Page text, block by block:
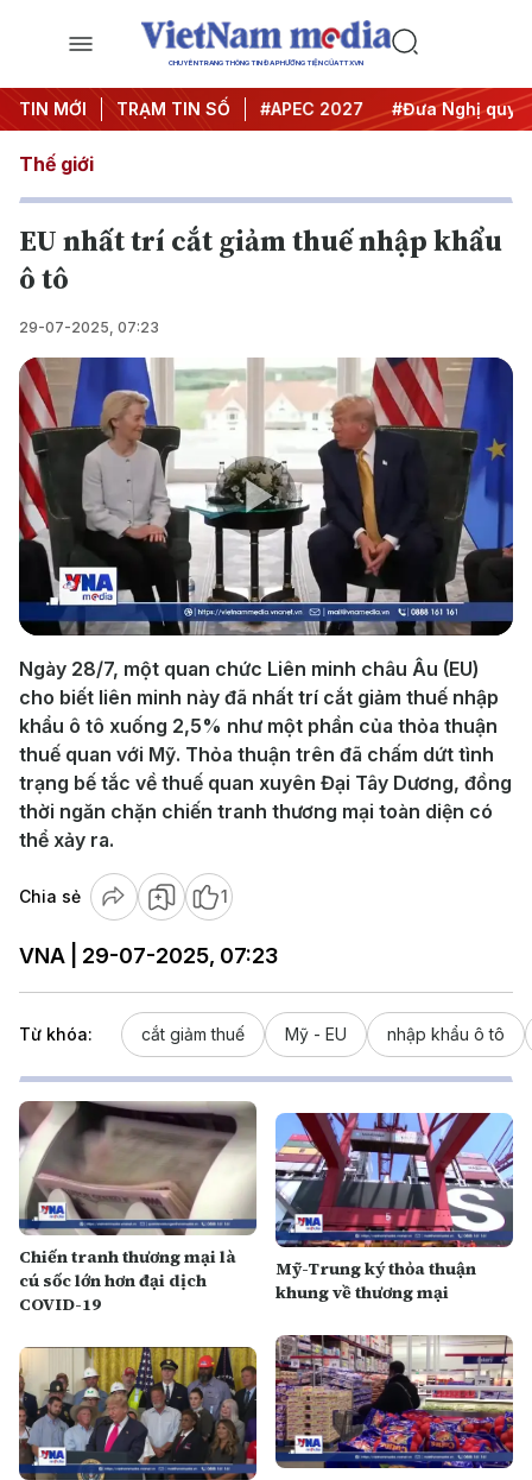
CHUYÊN TRANG THÔNG TIN ĐA PHƯƠNG TIỆN CỦA TTXVN
TIN MỚI TRẠM TIN SỐ
#Hội nghị Trung ương 3 #APEC 2027 #Đưa Nghị quyết
Thế giới
EU nhất trí cắt giảm thuế nhập khẩu
ô tô
29-07-2025, 07:23
Play
Video
Ngày 28/7, một quan chức Liên minh châu Âu (EU)
cho biết liên minh này đã nhất trí cắt giảm thuế nhập
khẩu ô tô xuống 2,5% như một phần của thỏa thuận
thuế quan với Mỹ. Thỏa thuận trên đã chấm dứt tình
trạng bế tắc về thuế quan xuyên Đại Tây Dương, đồng
thời ngăn chặn chiến tranh thương mại toàn diện có
thể xảy ra.
Chia sẻ 1
VNA | 29-07-2025, 07:23
Từ khóa: cắt giảm thuế Mỹ - EU nhập khẩu ô tô
Chiến tranh thương mại là
cú sốc lớn hơn đại dịch
COVID-19
Mỹ-Trung ký thỏa thuận
khung về thương mại